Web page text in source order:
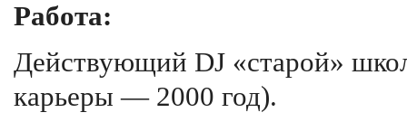
Работа:
Действующий DJ «старой»
карьеры — 2000 год).